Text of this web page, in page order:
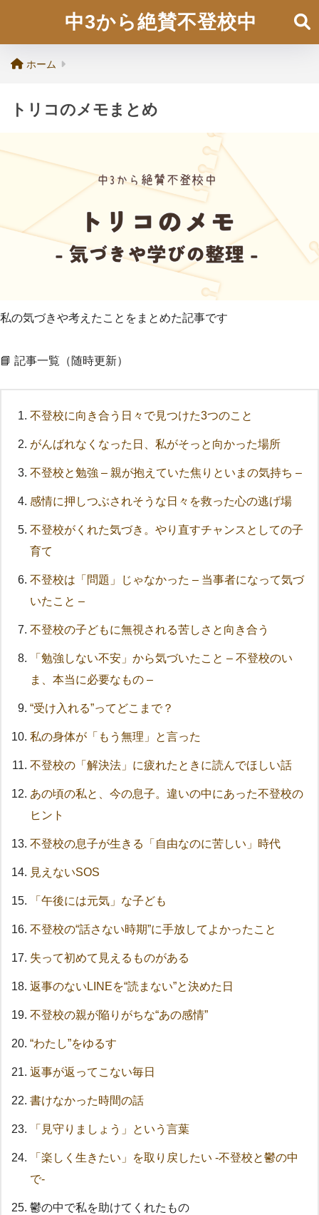
中3から絶賛不登校中
ホーム
トリコのメモまとめ
私の気づきや考えたことをまとめた記事です
📘 記事一覧（随時更新）
不登校に向き合う日々で見つけた3つのこと
がんばれなくなった日、私がそっと向かった場所
不登校と勉強 – 親が抱えていた焦りといまの気持ち –
感情に押しつぶされそうな日々を救った心の逃げ場
不登校がくれた気づき。やり直すチャンスとしての子
育て
不登校は「問題」じゃなかった – 当事者になって気づ
いたこと –
不登校の子どもに無視される苦しさと向き合う
「勉強しない不安」から気づいたこと – 不登校のい
ま、本当に必要なもの –
“受け入れる”ってどこまで？
私の身体が「もう無理」と言った
不登校の「解決法」に疲れたときに読んでほしい話
あの頃の私と、今の息子。違いの中にあった不登校の
ヒント
不登校の息子が生きる「自由なのに苦しい」時代
見えないSOS
「午後には元気」な子ども
不登校の“話さない時期”に手放してよかったこと
失って初めて見えるものがある
返事のないLINEを“読まない”と決めた日
不登校の親が陥りがちな“あの感情”
“わたし”をゆるす
返事が返ってこない毎日
書けなかった時間の話
「見守りましょう」という言葉
「楽しく生きたい」を取り戻したい -不登校と鬱の中
で-
鬱の中で私を助けてくれたもの